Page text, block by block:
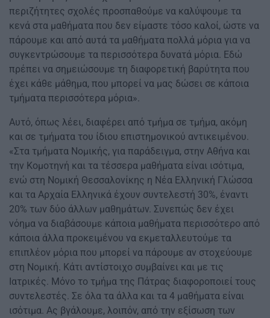
περιζήτητες σχολές προσπαθούμε να καλύψουμε τα
κενά στα μαθήματα που δεν είμαστε τόσο καλοί, ώστε να
πάρουμε και από αυτά τα μαθήματα πολλά μόρια για να
συγκεντρώσουμε τα περισσότερα δυνατά μόρια. Εδώ
πρέπει να σημειώσουμε τη διαφορετική βαρύτητα που
έχει κάθε μάθημα, που μπορεί να μας δώσει σε κάποια
τμήματα περισσότερα μόρια».
Αυτό, όπως λέει, διαφέρει από τμήμα σε τμήμα, ακόμη
και σε τμήματα του ίδιου επιστημονικού αντικειμένου.
«Στα τμήματα Νομικής, για παράδειγμα, στην Αθήνα και
την Κομοτηνή και τα τέσσερα μαθήματα είναι ισότιμα,
ενώ στη Νομική Θεσσαλονίκης η Νέα Ελληνική Γλώσσα
και τα Αρχαία Ελληνικά έχουν συντελεστή 30%, έναντι
20% των δύο άλλων μαθημάτων. Συνεπώς δεν έχει
νόημα να διαβάσουμε κάποια μαθήματα περισσότερο από
κάποια άλλα προκειμένου να εκμεταλλευτούμε τα
επιπλέον μόρια που μπορεί να πάρουμε αν στοχεύουμε
στη Νομική. Κάτι αντίστοιχο συμβαίνει και με τις
Ιατρικές. Μόνο το τμήμα της Πάτρας διαφοροποιεί τους
συντελεστές. Σε όλα τα άλλα και τα 4 μαθήματα είναι
ισότιμα. Ας βγάλουμε, λοιπόν, από την εξίσωση των